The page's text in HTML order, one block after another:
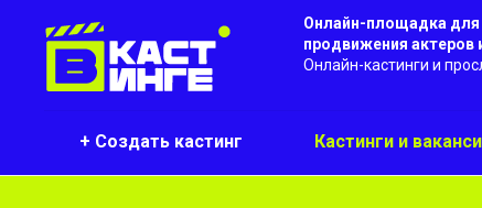
Онлайн-площадка для
продвижения актеров
Онлайн-кастинги и
+ Создать кастинг Кастинги и